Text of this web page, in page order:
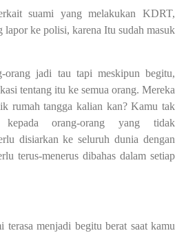
suami yang melakukan KDRT,
lapor ke polisi, karena Itu sudah masuk
orang jadi tau tapi meskipun begitu,
tentang itu ke semua orang. Mereka
rumah tangga kalian kan? Kamu tak
kepada orang-orang yang tidak
disiarkan ke seluruh dunia dengan
terus-menerus dibahas dalam setiap
terasa menjadi begitu berat saat kamu